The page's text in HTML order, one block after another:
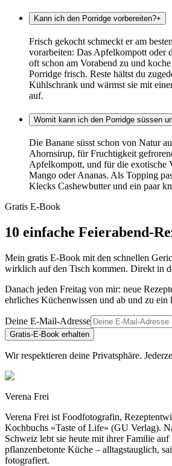
Kann ich den Porridge vorbereiten?+
Frisch gekocht schmeckt er am
vorarbeiten: Das Apfelkompott oder
oft schon am Vorabend zu und
Porridge frisch. Reste hältst du
Kühlschrank und wärmst sie mit
auf.
Womit kann ich den Porridge süssen
Die Banane süsst schon von Natur
Ahornsirup, für Fruchtigkeit
Apfelkompott, und für die exotische
Mango oder Ananas. Als Topping
Klecks Cashewbutter und ein paar
Gratis E-Book
10 einfache Feierabend-
Mein gratis E-Book mit den schnellen
wirklich auf den Tisch kommen. Direkt in
Danach jeden Freitag von mir: neue
ehrliches Küchenwissen und ab und zu ein
Deine E-Mail-Adresse
Gratis-E-Book erhalten
Wir respektieren deine Privatsphäre.
Verena Frei
Verena Frei ist Foodfotografin,
Kochbuchs «Taste of Life» (GU Verlag).
Schweiz lebt sie heute mit ihrer Familie
pflanzenbetonte Küche – alltagstauglich,
fotografiert.